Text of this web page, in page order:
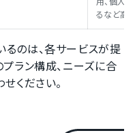
るなど高
も対応でき
スタマイ
のは、各サービスが提
ラン構成、ニーズに合
ください。